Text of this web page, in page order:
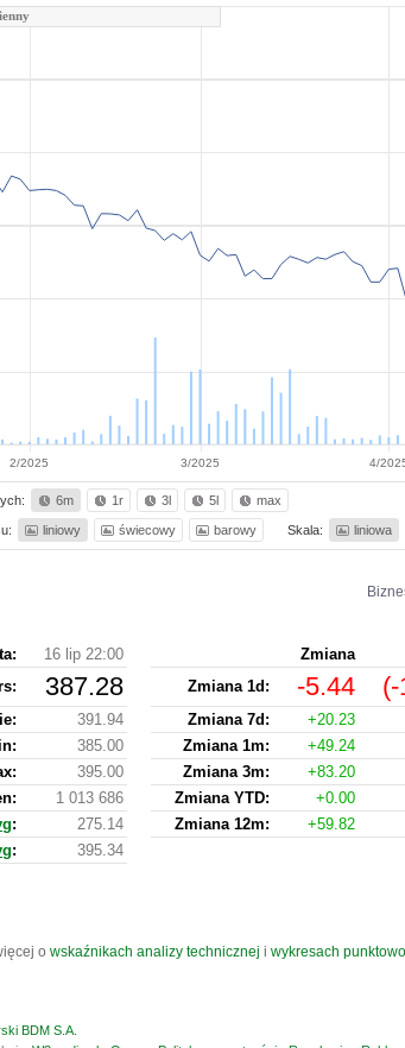
2/2025 3/2025 4/
6m 1r 3l 5l max
liniowy świecowy barowy Skala: liniowa
16 lip 22:00
: 387.28
391.94
385.00
395.00
1 013 686
:
275.14
: 395.34
Zmiana
Zmiana 1d:
-5.44
Zmiana 7d: +20.23
Zmiana 1m:
+49.24
Zmiana 3m:
+83.20
Zmiana YTD:
+0.00
Zmiana 12m:
+59.82
o wskaźnikach analizy technicznej i wykresach
BDM S.A.